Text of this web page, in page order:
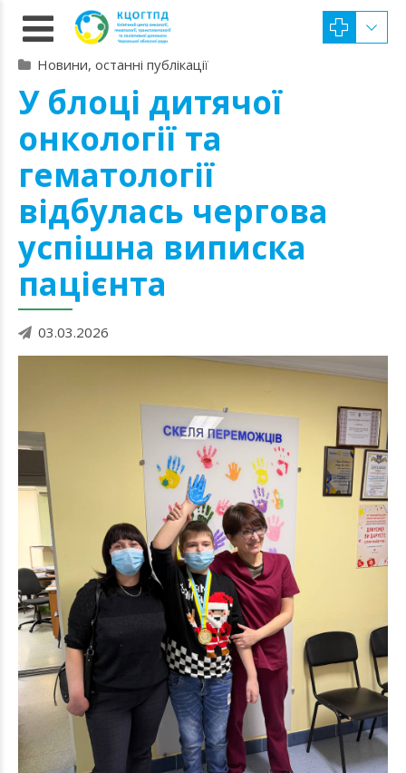
Новини, останні публікації
У блоці дитячої
онкології та
гематології
відбулась чергова
успішна виписка
пацієнта
03.03.2026